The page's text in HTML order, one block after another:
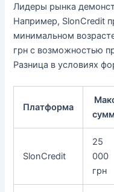
Лидеры рынка
Например, SlonCredit
минимальном
грн с возможностью
Разница в условиях
Платформа
SlonCredit
25
000
грн